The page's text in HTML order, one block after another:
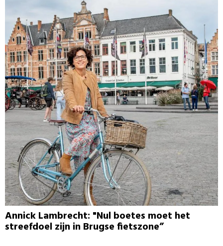
Annick Lambrecht: "Nul boetes moet het
streefdoel zijn in Brugse fietszone”